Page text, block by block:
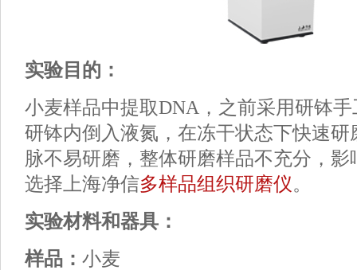
实验目的：
小麦样品中提取DNA，之前采用研钵
研钵内倒入液氮，在冻干状态下快速研
脉不易研磨，整体研磨样品不充分，
选择上海净信多样品组织研磨仪。
实验材料和器具：
样品： 小麦